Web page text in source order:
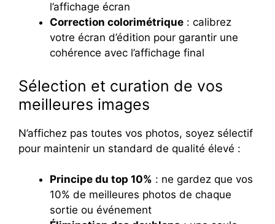
l’affichage écran
Correction colorimétrique : calibrez
votre écran d’édition pour garantir une
cohérence avec l’affichage final
Sélection et curation de vos
meilleures images
N’affichez pas toutes vos photos, soyez sélectif
pour maintenir un standard de qualité élevé :
Principe du top 10% : ne gardez que vos
10% de meilleures photos de chaque
sortie ou événement